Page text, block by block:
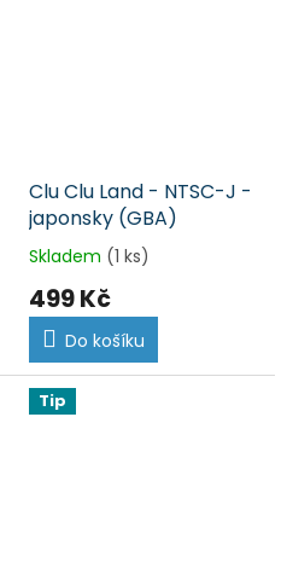
Clu Clu Land - NTSC-J -
japonsky (GBA)
Skladem (1 ks)
499 Kč
Do košíku
Tip